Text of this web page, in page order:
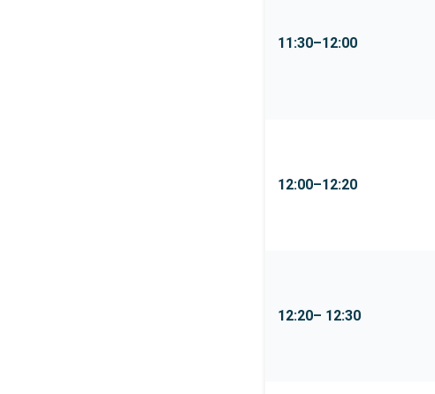
11:30–12:00
12:00–12:20
12:20– 12:30